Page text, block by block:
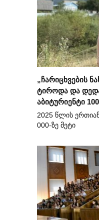
„ჩარიცხვების
ტიროდა და
აბიტურიენტი
2025 წლის
000-ზე მეტი